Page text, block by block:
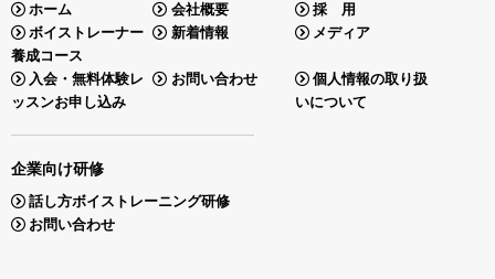
ホーム 会社概要
採 用
ボイストレーナー
養成コース
新着情報 メディア
入会・無料体験レ
ッスンお申し込み
お問い合わせ
個人情報の取り扱
いについて
企業向け研修
話し方ボイストレーニング研修
お問い合わせ